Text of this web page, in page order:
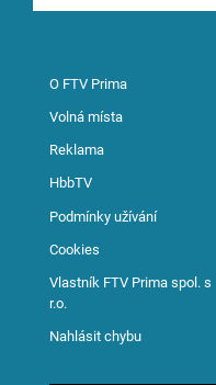
O FTV Prima
Volná místa
Reklama
HbbTV
Podmínky užívání
Cookies
Vlastník FTV Prima spol. s
r.o.
Nahlásit chybu